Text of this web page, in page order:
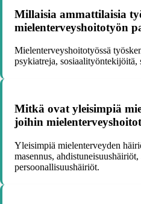
Millaisia ammattilaisia
mielenterveyshoitotyön
Mielenterveyshoitotyössä
psykiatreja, sosiaalityöntekijöitä,
Mitkä ovat yleisimpiä
joihin
Yleisimpiä mielenterveyden
masennus,
persoonallisuushäiriöt.